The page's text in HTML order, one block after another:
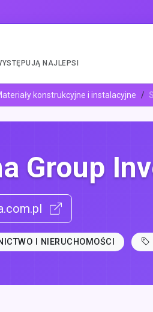
NAJLEPSI
konstrukcyjne i instalacyjne
Group
I NIERUCHOMOŚCI